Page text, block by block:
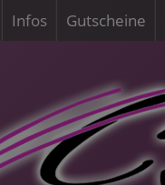
Infos Gutscheine